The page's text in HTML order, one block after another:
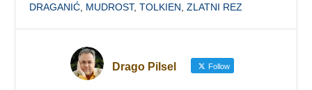
DRAGANIĆ MUDROST,TOLKIEN ,ZLATNI REZ
Drago Pilsel Follow